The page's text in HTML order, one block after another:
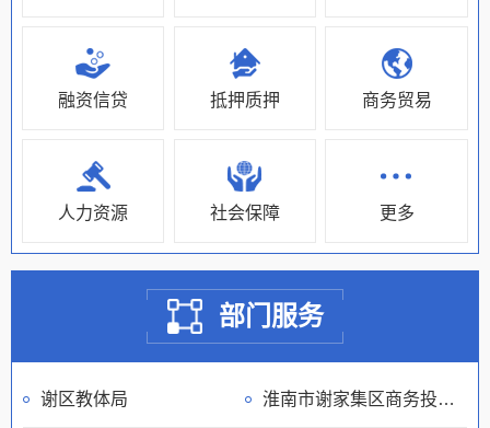
融资信贷 抵押质押 商务贸易
人力资源 社会保障 更多
部门服务
谢区教体局 淮南市谢家集区商务投资促进局